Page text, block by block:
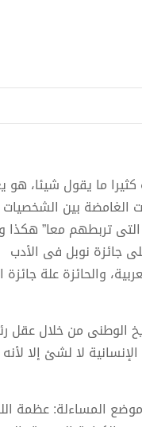
كثيرا ما يقول شيئا، هو
الغامضة بين
تربطهم معا”
جائزة نوبل فى الأدب
والحائزة علة
الوطنى من خلال
لا لشئ إلا
المساءلة: عظمة